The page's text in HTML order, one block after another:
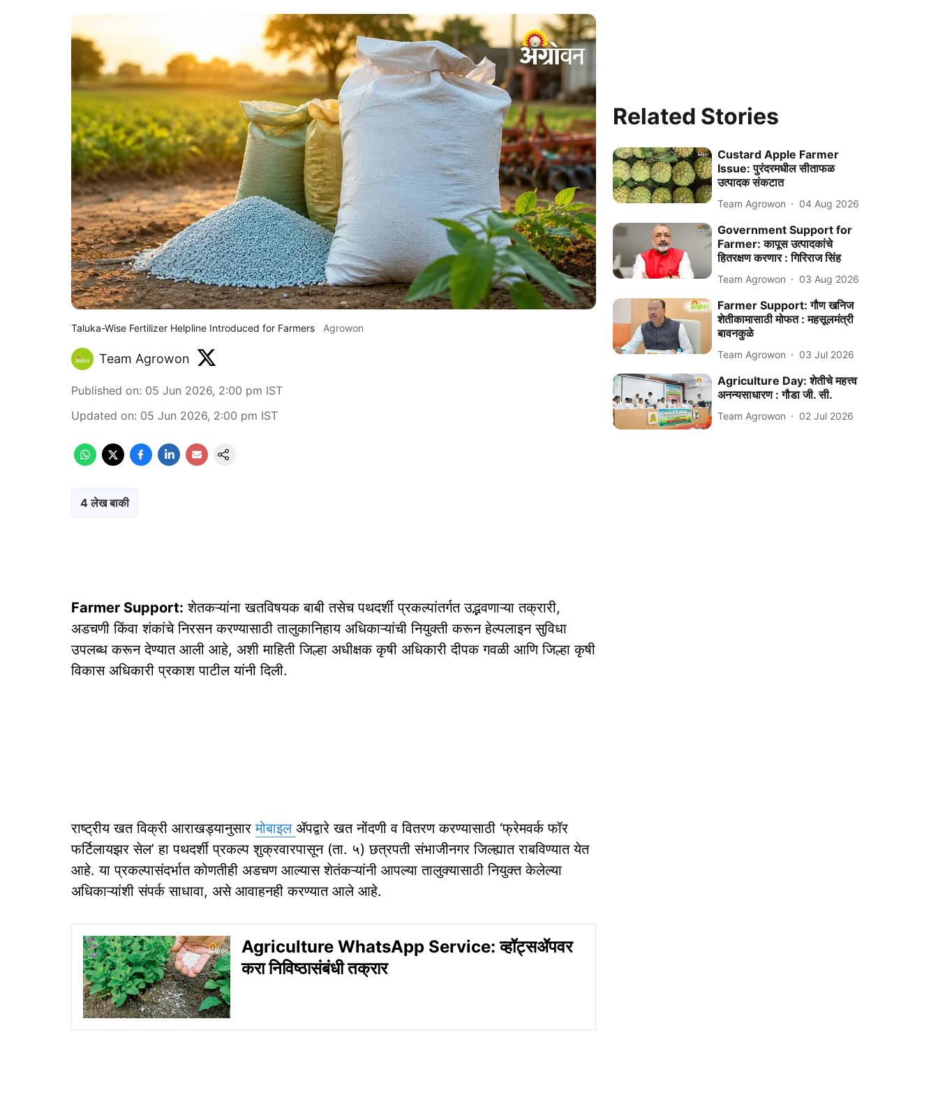
Taluka-Wise Fertilizer Helpline Introduced for Farmers Agrowon
Team Agrowon
Published on: 05 Jun 2026, 2:00 pm IST
Updated on: 05 Jun 2026, 2:00 pm IST
4 लेख बाकी
Farmer Support: शेतकऱ्यांना खतविषयक बाबी तसेच पथदर्शी प्रकल्पांतर्गत उद्भवणाऱ्या तक्रारी,
अडचणी किंवा शंकांचे निरसन करण्यासाठी तालुकानिहाय अधिकाऱ्यांची नियुक्ती करून हेल्पलाइन सुविधा
उपलब्ध करून देण्यात आली आहे, अशी माहिती जिल्हा अधीक्षक कृषी अधिकारी दीपक गवळी आणि जिल्हा कृषी
विकास अधिकारी प्रकाश पाटील यांनी दिली.
राष्ट्रीय खत विक्री आराखड्यानुसारमोबाइल ॲपद्वारे खत नोंदणी व वितरण करण्यासाठी ‘फ्रेमवर्क फॉर
फर्टिलायझर सेल’ हा पथदर्शी प्रकल्प शुक्रवारपासून (ता. ५) छत्रपती संभाजीनगर जिल्ह्यात राबविण्यात येत
आहे. या प्रकल्पासंदर्भात कोणतीही अडचण आल्यास शेतंकऱ्यांनी आपल्या तालुक्यासाठी नियुक्त केलेल्या
अधिकाऱ्यांशी संपर्क साधावा, असे आवाहनही करण्यात आले आहे.
Agriculture WhatsApp Service: व्हॉट्‍सॲपवर
करा निविष्ठासंबंधी तक्रार
Related Stories
Custard Apple Farmer
Issue: पुरंदरमधील सीताफळ
उत्पादक संकटात
Team Agrowon 04 Aug 2026
Government Support for
Farmer: कापूस उत्पादकांचे
हितरक्षण करणार : गिरिराज सिंह
Team Agrowon 03 Aug 2026
Farmer Support: गौण खनिज
शेतीकामासाठी मोफत : महसूलमंत्री
बावनकुळे
Team Agrowon 03 Jul 2026
Agriculture Day: शेतीचे महत्त्व
अनन्यसाधारण : गौडा जी. सी.
Team Agrowon 02 Jul 2026